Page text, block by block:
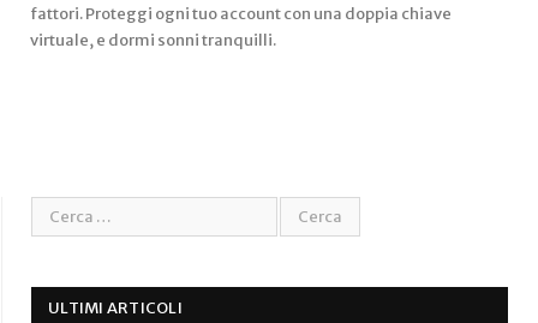
fattori. Proteggi ogni tuo account con una doppia chiave
virtuale, e dormi sonni tranquilli.
ULTIMI ARTICOLI